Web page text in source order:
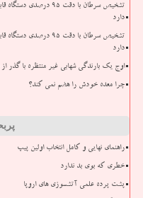
تشخیص سرطان با دقت
دارد
تشخیص سرطان با دقت
دارد
اوج یک بارندگی شهابی غیر منتظره با گذر از
چرا معده خودش را هضم نمی کند؟
راهنمای نهایی و کامل انتخاب اولین پیپ
خطری که بوی بد ندارد
پشت پرده علمی آتشسوزی های اروپا